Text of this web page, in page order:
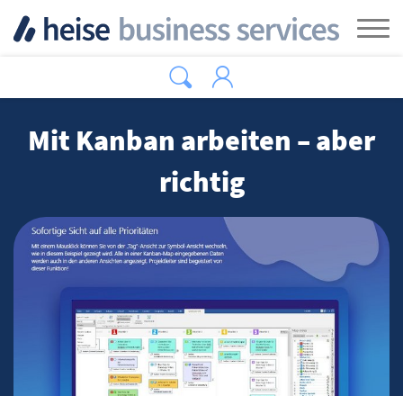
Mit Kanban arbeiten – aber
richtig